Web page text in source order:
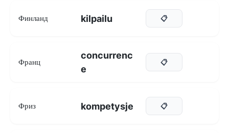
Финланд kilpailu 📋
Франц
concurrenc
e
📋
Фриз kompetysje 📋